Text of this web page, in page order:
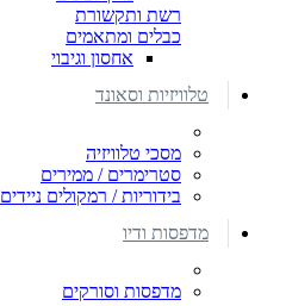
רשת ותקשורת
כבלים ומתאמים
אחסון וגיבוי
טלוויזיות וסאונד
מסכי טלוויזיה
סטרימרים / ממירים
בידוריות / רמקולים ניידים
מדפסות ודיו
מדפסות וסורקים